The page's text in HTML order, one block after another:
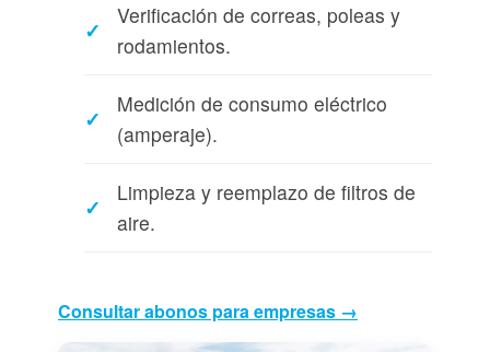
Verificación de correas, poleas y
rodamientos.
Medición de consumo eléctrico
(amperaje).
Limpieza y reemplazo de filtros de
aire.
Consultar abonos para empresas →